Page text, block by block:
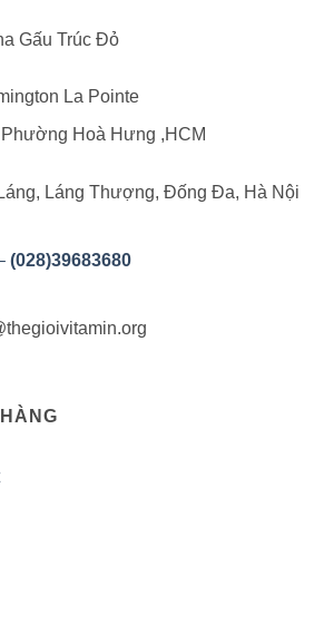
Gấu Trúc Đỏ
La Pointe
Hoà Hưng ,HCM
Láng Thượng, Đống Đa, Hà Nội
(028)39683680